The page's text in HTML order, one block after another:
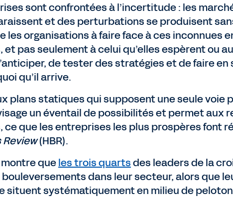
sont confrontées à l’incertitude : les
et des perturbations se produisent
les organisations à faire face à ces inconnues
pas seulement à celui qu’elles espèrent ou
de tester des stratégies et de faire
qu’il arrive.
plans statiques qui supposent une seule voie
un éventail de possibilités et permet aux
que les entreprises les plus prospères font
(HBR).
montre queles trois quartsdes leaders de la
bouleversements dans leur secteur, alors que
situent systématiquement en milieu de